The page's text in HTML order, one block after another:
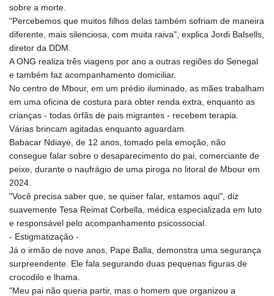
ZWL 371.010688
AED 4.231483
AFN 75.467656
AMD
422.196577
AOA
ARS
1728.022837
AUD 1.6396
AZN 1.938486
BAM 1.956247
BBD 2.325032
BHD 0.4353
BIF 3450.039479
BND 1.480174
sobre a morte.
"Percebemos que muitos filhos delas também sofriam de maneira
diferente, mais silenciosa, com muita raiva", explica Jordi Balsells,
diretor da DDM.
A ONG realiza três viagens por ano a outras regiões do Senegal
e também faz acompanhamento domiciliar.
No centro de Mbour, em um prédio iluminado, as mães trabalham
em uma oficina de costura para obter renda extra, enquanto as
crianças - todas órfãs de pais migrantes - recebem terapia.
Várias brincam agitadas enquanto aguardam.
Babacar Ndiaye, de 12 anos, tomado pela emoção, não
consegue falar sobre o desaparecimento do pai, comerciante de
peixe, durante o naufrágio de uma piroga no litoral de Mbour em
2024.
"Você precisa saber que, se quiser falar, estamos aqui", diz
suavemente Tesa Reimat Corbella, médica especializada em luto
e responsável pelo acompanhamento psicossocial.
- Estigmatização -
Já o irmão de nove anos, Pape Balla, demonstra uma segurança
surpreendente. Ele fala segurando duas pequenas figuras de
crocodilo e lhama.
"Meu pai não queria partir, mas o homem que organizou a